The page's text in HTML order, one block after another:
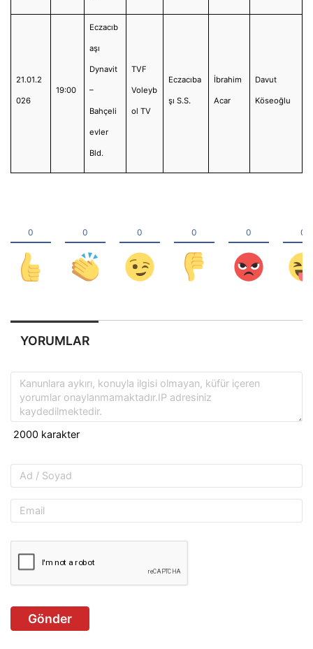
21.01.2
026
19:00
Eczacıb
aşı
Dynavit
–
Bahçeli
evler
Bld.
TVF
Voleyb
ol TV
Eczacıba
şı S.S.
İbrahim
Acar
Davut
Köseoğlu
YORUMLAR
Gönder